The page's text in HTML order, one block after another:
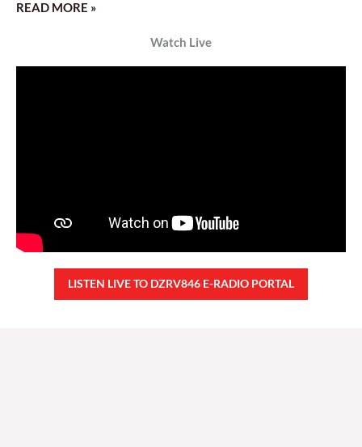
READ MORE »
Watch Live
LISTEN LIVE TO DZRV846 E-RADIO PORTAL